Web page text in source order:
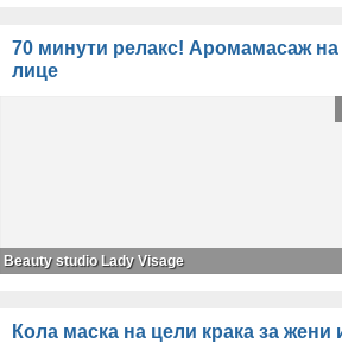
70 минути релакс! Аромамасаж на
лице
Beauty studio Lady Visage
Кола маска на цели крака за